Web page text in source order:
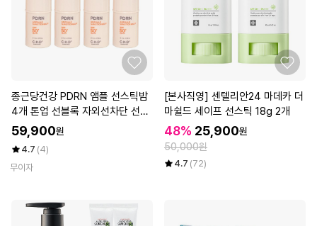
종근당건강 PDRN 앰플 선스틱밤
4개 톤업 선블록 자외선차단 선크
림
59,900원
4.7 (4)
무이자
[본사직영] 센텔리안24 마데카 더
마쉴드 세이프 선스틱 18g 2개
48% 25,900원
50,000원
4.7 (72)